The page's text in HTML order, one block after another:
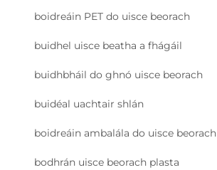
boidreáin PET do uisce beorach
buidhel uisce beatha a fhágáil
buidhbháil do ghnó uisce beorach
buidéal uachtair shlán
boidreáin ambalála do uisce beorach
bodhrán uisce beorach plasta